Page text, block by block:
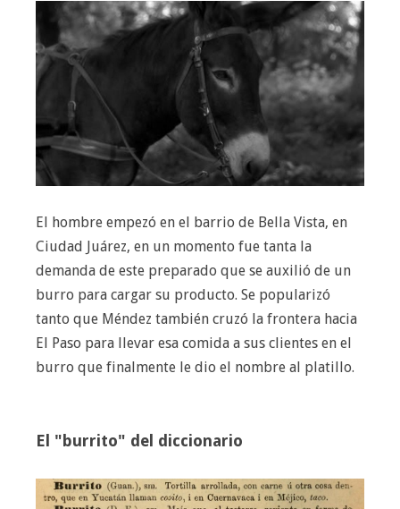
El hombre empezó en el barrio de Bella Vista, en
Ciudad Juárez, en un momento fue tanta la
demanda de este preparado que se auxilió de un
burro para cargar su producto. Se popularizó
tanto que Méndez también cruzó la frontera hacia
El Paso para llevar esa comida a sus clientes en el
burro que finalmente le dio el nombre al platillo.
El "burrito" del diccionario